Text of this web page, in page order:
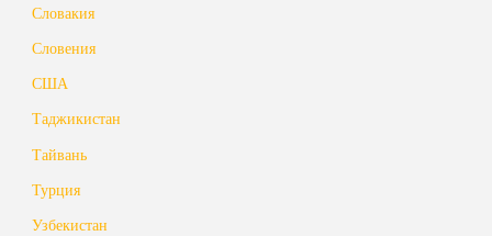
Словакия
Словения
США
Таджикистан
Тайвань
Турция
Узбекистан